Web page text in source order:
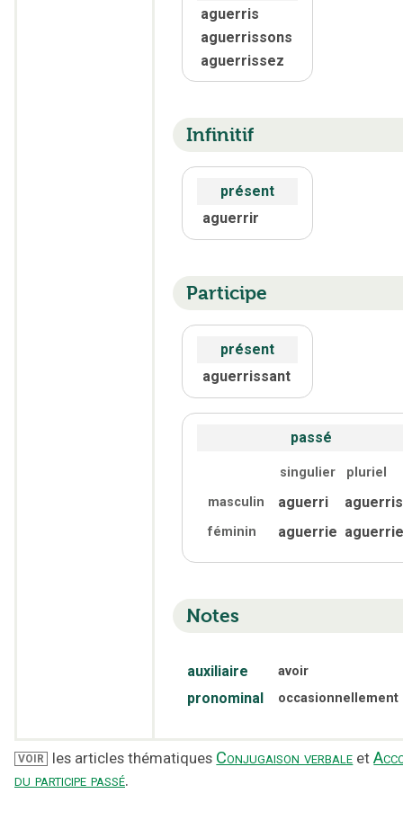
aguerris
aguerrissons
aguerrissez
Infinitif
présent
aguerrir
Participe
présent
aguerrissant
passé
singulier
pluriel
masculin
aguerri aguerris
féminin aguerrie
Notes
auxiliaire avoir
pronominal occasionnellement
VOIR les articles thématiques Conjugaison verbale et
du participe passé.